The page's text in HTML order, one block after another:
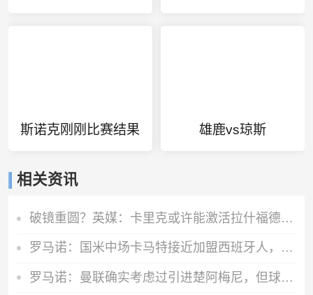
斯诺克刚刚比赛结果 雄鹿vs琼斯
相关资讯
破镜重圆？英媒：卡里克或许能激活拉什福德 唯有时间能检验对错
罗马诺：国米中场卡马特接近加盟西班牙人，费用300万欧+50%二转
罗马诺：曼联确实考虑过引进楚阿梅尼，但球员已与皇马完成续约